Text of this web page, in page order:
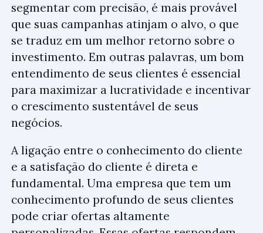
segmentar com precisão, é mais provável
que suas campanhas atinjam o alvo, o que
se traduz em um melhor retorno sobre o
investimento. Em outras palavras, um bom
entendimento de seus clientes é essencial
para maximizar a lucratividade e incentivar
o crescimento sustentável de seus
negócios.
A ligação entre o conhecimento do cliente
e a satisfação do cliente é direta e
fundamental. Uma empresa que tem um
conhecimento profundo de seus clientes
pode criar ofertas altamente